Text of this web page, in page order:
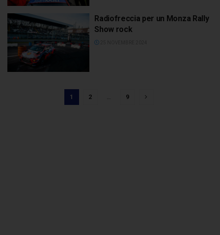
Radiofreccia per un Monza Rally
Show rock
1 2 … 9